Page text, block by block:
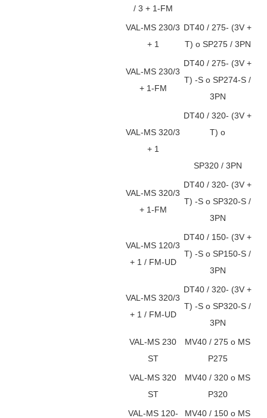
/ 3 + 1-FM
VAL-MS 230/3
+ 1
DT40 / 275- (3V +
T) o SP275 / 3PN
VAL-MS 230/3
+ 1-FM
DT40 / 275- (3V +
T) -S o SP274-S /
3PN
VAL-MS 320/3
+ 1
DT40 / 320- (3V +
T) o
SP320 / 3PN
VAL-MS 320/3
+ 1-FM
DT40 / 320- (3V +
T) -S o SP320-S /
3PN
VAL-MS 120/3
+ 1 / FM-UD
DT40 / 150- (3V +
T) -S o SP150-S /
3PN
VAL-MS 320/3
+ 1 / FM-UD
DT40 / 320- (3V +
T) -S o SP320-S /
3PN
VAL-MS 230
ST
MV40 / 275 o MS
P275
VAL-MS 320
ST
MV40 / 320 o MS
P320
VAL-MS 120-
MV40 / 150 o MS